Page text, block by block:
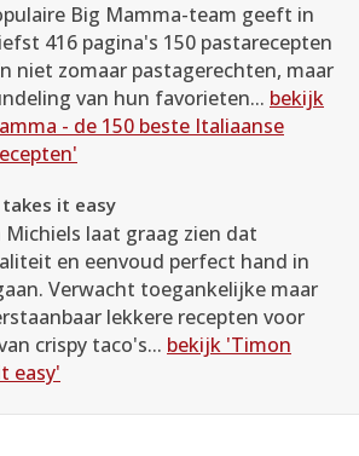
Big Mamma-team geeft in
416 pagina's 150 pastarecepten
niet zomaar pastagerechten, maar
van hun favorieten... bekijk
- de 150 beste Italiaanse
it easy
laat graag zien dat
en eenvoud perfect hand in
Verwacht toegankelijke maar
lekkere recepten voor
crispy taco's... bekijk 'Timon
easy'